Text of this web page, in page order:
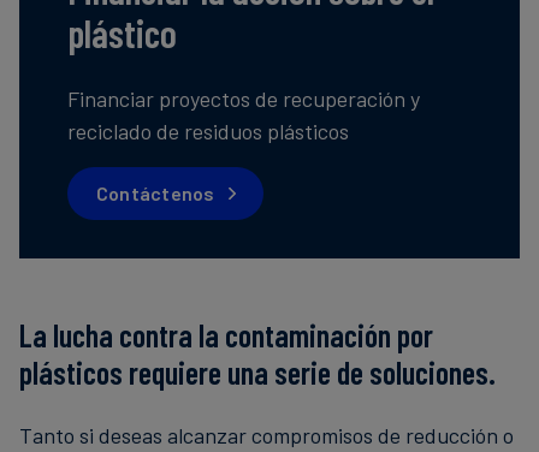
plástico
Financiar proyectos de recuperación y
reciclado de residuos plásticos
Contáctenos
La lucha contra la contaminación por
plásticos requiere una serie de soluciones.
Tanto si deseas alcanzar compromisos de reducción o